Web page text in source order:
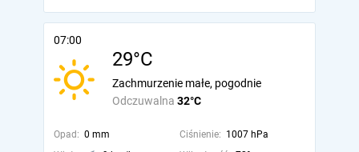
07:00
29°C
Odczuwalna 32°C
Zachmurzenie małe, pogodnie
Opad: 0 mm Ciśnienie: 1007 hPa